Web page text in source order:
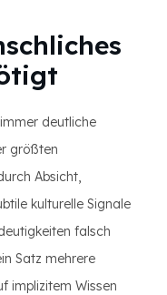
deutliche
größten
Absicht,
kulturelle Signale
falsch
Satz mehrere
implizitem Wissen